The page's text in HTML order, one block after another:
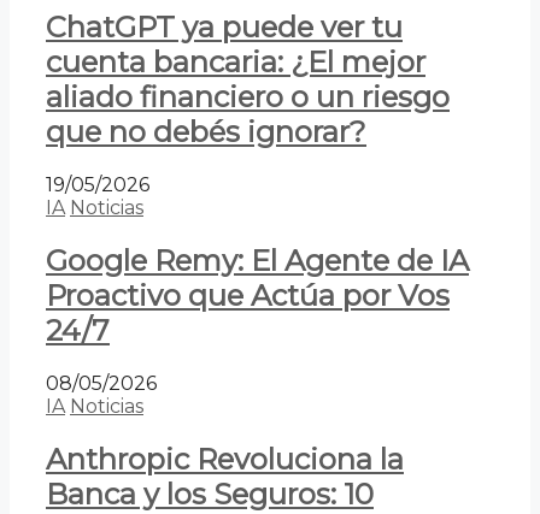
ChatGPT ya puede ver tu
cuenta bancaria: ¿El mejor
aliado financiero o un riesgo
que no debés ignorar?
19/05/2026
IA Noticias
Google Remy: El Agente de IA
Proactivo que Actúa por Vos
24/7
08/05/2026
IA Noticias
Anthropic Revoluciona la
Banca y los Seguros: 10